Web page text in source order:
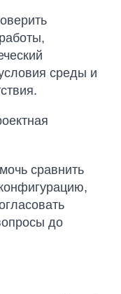
среды и
сравнить
до